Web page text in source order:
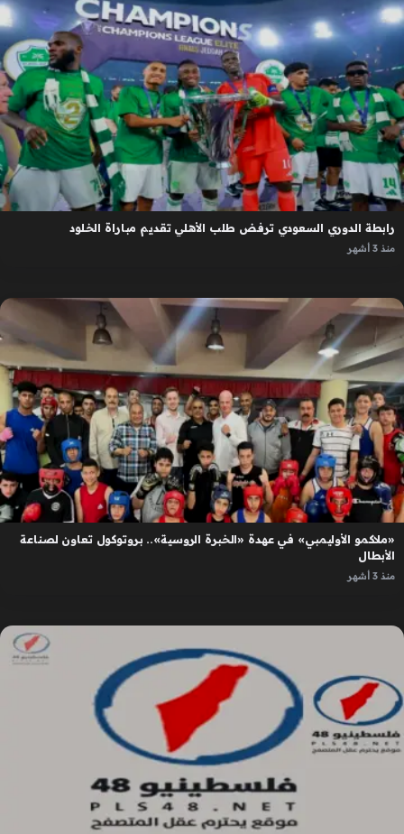
رابطة الدوري السعودي ترفض طلب الأهلي تقديم مباراة الخلود
منذ 3 أشهر
«ملاكمو الأوليمبي» في عهدة «الخبرة الروسية».. بروتوكول تعاون لصناعة
الأبطال
منذ 3 أشهر